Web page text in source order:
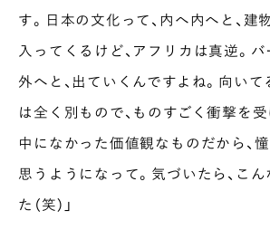
す。日本の文化って、内へ内へと、建
入ってくるけど、アフリカは真逆。
外へと、出ていくんですよね。向い
は全く別もので、ものすごく衝撃を
中になかった価値観なものだから、
思うようになって。気づいたら、こ
た（笑）」